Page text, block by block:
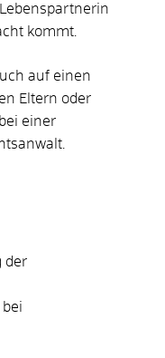
kommt.
auf einen
Eltern oder
einer
der